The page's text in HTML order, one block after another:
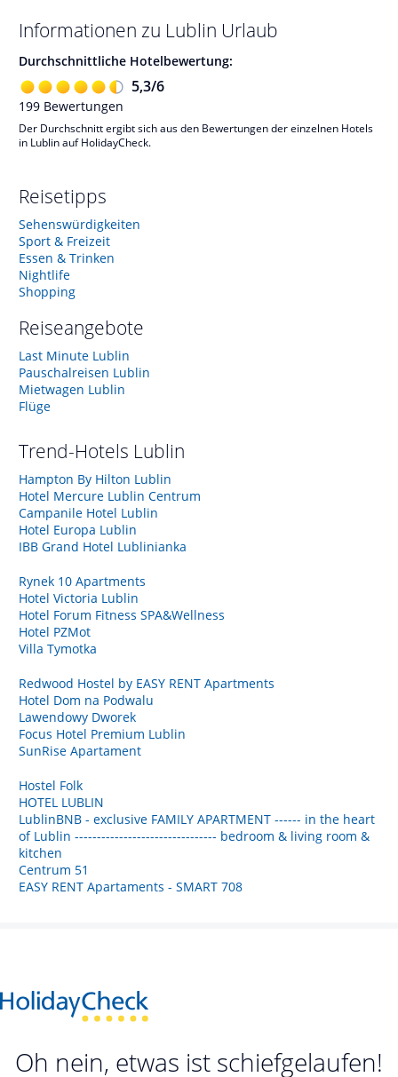
Informationen zu Lublin Urlaub
Durchschnittliche Hotelbewertung:
5,3/6
199 Bewertungen
Der Durchschnitt ergibt sich aus den Bewertungen der einzelnen Hotels
in Lublin auf HolidayCheck.
Reisetipps
Sehenswürdigkeiten
Sport & Freizeit
Essen & Trinken
Nightlife
Shopping
Reiseangebote
Last Minute Lublin
Pauschalreisen Lublin
Mietwagen Lublin
Flüge
Trend-Hotels Lublin
Hampton By Hilton Lublin
Hotel Mercure Lublin Centrum
Campanile Hotel Lublin
Hotel Europa Lublin
IBB Grand Hotel Lublinianka
Rynek 10 Apartments
Hotel Victoria Lublin
Hotel Forum Fitness SPA&Wellness
Hotel PZMot
Villa Tymotka
Redwood Hostel by EASY RENT Apartments
Hotel Dom na Podwalu
Lawendowy Dworek
Focus Hotel Premium Lublin
SunRise Apartament
Hostel Folk
HOTEL LUBLIN
LublinBNB - exclusive FAMILY APARTMENT ------ in the heart
of Lublin -------------------------------- bedroom & living room &
kitchen
Centrum 51
EASY RENT Apartaments - SMART 708
Oh nein, etwas ist schiefgelaufen!